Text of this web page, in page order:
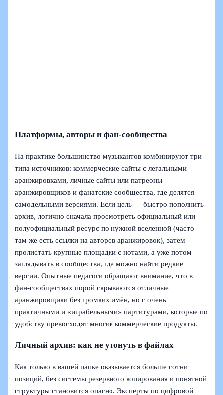
Платформы, авторы и фан‑сообщества
На практике большинство музыкантов комбинируют три
типа источников: коммерческие сайты с легальными
аранжировками, личные сайты или патреоны
аранжировщиков и фанатские сообщества, где делятся
самодельными версиями. Если цель — быстро пополнить
архив, логично сначала просмотреть официальный или
полуофициальный ресурс по нужной вселенной (часто
там же есть ссылки на авторов аранжировок), затем
пролистать крупные площадки с нотами, а уже потом
заглядывать в сообщества, где можно найти редкие
версии. Опытные педагоги обращают внимание, что в
фан‑сообществах порой скрываются отличные
аранжировщики без громких имён, но с очень
практичными и «играбельными» партитурами, которые по
удобству превосходят многие коммерческие продукты.
Личный архив: как не утонуть в файлах
Как только в вашей папке оказывается больше сотни
позиций, без системы резервного копирования и понятной
структуры становится опасно. Эксперты по цифровой